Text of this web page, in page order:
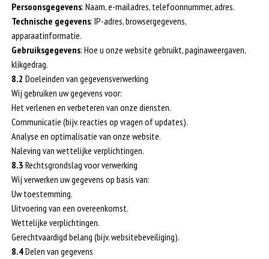
Persoonsgegevens: Naam, e-mailadres, telefoonnummer, adres.
Technische gegevens: IP-adres, browsergegevens,
apparaatinformatie.
Gebruiksgegevens: Hoe u onze website gebruikt, paginaweergaven,
klikgedrag.
8.2 Doeleinden van gegevensverwerking
Wij gebruiken uw gegevens voor:
Het verlenen en verbeteren van onze diensten.
Communicatie (bijv. reacties op vragen of updates).
Analyse en optimalisatie van onze website.
Naleving van wettelijke verplichtingen.
8.3 Rechtsgrondslag voor verwerking
Wij verwerken uw gegevens op basis van:
Uw toestemming.
Uitvoering van een overeenkomst.
Wettelijke verplichtingen.
Gerechtvaardigd belang (bijv. websitebeveiliging).
8.4Delen van gegevens